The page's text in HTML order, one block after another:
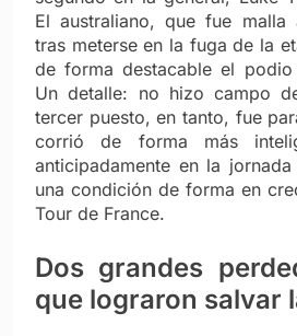
El australiano, que fue malla
tras meterse en la fuga de la
de forma destacable el
Un detalle: no hizo campo
tercer puesto, en tanto, fue
corrió de forma más
anticipadamente en la
una condición de forma en
Tour de France.
Dos grandes
que lograron salvar